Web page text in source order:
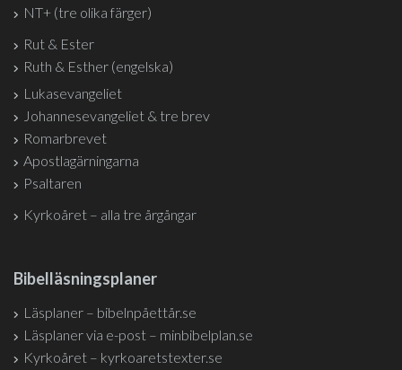
NT+ (tre olika färger)
Rut & Ester
Ruth & Esther (engelska)
Lukasevangeliet
Johannesevangeliet & tre brev
Romarbrevet
Apostlagärningarna
Psaltaren
Kyrkoåret – alla tre årgångar
Bibelläsningsplaner
Läsplaner – bibelnpåettår.se
Läsplaner via e-post – minbibelplan.se
Kyrkoåret – kyrkoaretstexter.se